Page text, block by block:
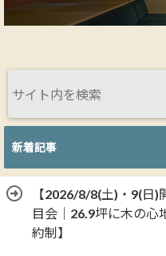
新着記事
【2026/8/8(土)・9(日
目会｜26.9坪に木の心
約制】